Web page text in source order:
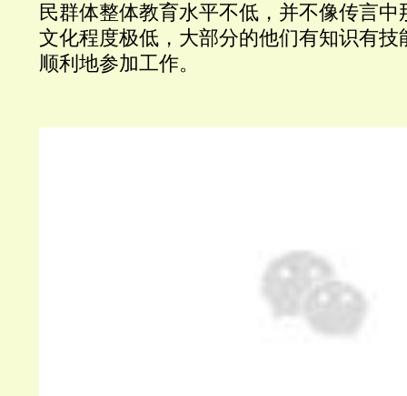
民群体整体教育水平不低，并不像传言中
文化程度极低，大部分的他们有知识有技
顺利地参加工作。